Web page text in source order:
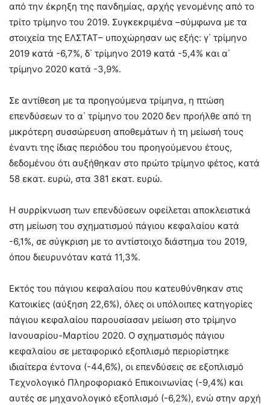
από την έκρηξη της πανδημίας, αρχής γενομένης από το
τρίτο τρίμηνο του 2019. Συγκεκριμένα –σύμφωνα με τα
στοιχεία της ΕΛΣΤΑΤ– υποχώρησαν ως εξής: γ΄ τρίμηνο
2019 κατά -6,7%, δ΄ τρίμηνο 2019 κατά -5,4% και α΄
τρίμηνο 2020 κατά -3,9%.
Σε αντίθεση με τα προηγούμενα τρίμηνα, η πτώση
επενδύσεων το α΄ τρίμηνο του 2020 δεν προήλθε από τη
μικρότερη συσσώρευση αποθεμάτων ή τη μείωσή τους
έναντι της ίδιας περιόδου του προηγούμενου έτους,
δεδομένου ότι αυξήθηκαν στο πρώτο τρίμηνο φέτος, κατά
58 εκατ. ευρώ, στα 381 εκατ. ευρώ.
Η συρρίκνωση των επενδύσεων οφείλεται αποκλειστικά
στη μείωση του σχηματισμού πάγιου κεφαλαίου κατά
-6,1%, σε σύγκριση με το αντίστοιχο διάστημα του 2019,
όπου διευρυνόταν κατά 11,3%.
Εκτός του πάγιου κεφαλαίου που κατευθύνθηκαν στις
Κατοικίες (αύξηση 22,6%), όλες οι υπόλοιπες κατηγορίες
πάγιου κεφαλαίου παρουσίασαν μείωση στο τρίμηνο
Ιανουαρίου-Μαρτίου 2020. Ο σχηματισμός πάγιου
κεφαλαίου σε μεταφορικό εξοπλισμό περιορίστηκε
ιδιαίτερα έντονα (-44,6%), οι επενδύσεις σε εξοπλισμό
Τεχνολογικό Πληροφοριακό Επικοινωνίας (-9,4%) και
αυτές σε μηχανολογικό εξοπλισμό (-6,2%), ενώ στην αρχή